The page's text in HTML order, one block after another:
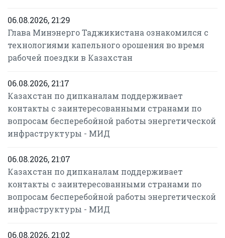
06.08.2026, 21:29
Глава Минэнерго Таджикистана ознакомился с
технологиями капельного орошения во время
рабочей поездки в Казахстан
06.08.2026, 21:17
Казахстан по дипканалам поддерживает
контакты с заинтересованными странами по
вопросам бесперебойной работы энергетической
инфраструктуры - МИД
06.08.2026, 21:07
Казахстан по дипканалам поддерживает
контакты с заинтересованными странами по
вопросам бесперебойной работы энергетической
инфраструктуры - МИД
06.08.2026, 21:02